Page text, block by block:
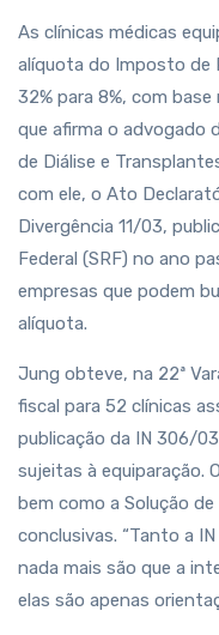
As clínicas médicas
alíquota do Imposto de
32% para 8%, com
que afirma o advogado
de Diálise e
com ele, o Ato
Divergência 11/03,
Federal (SRF) no ano
empresas que podem
alíquota.
Jung obteve, na 22ª
fiscal para 52 clínicas
publicação da IN 306/
sujeitas à equiparação.
bem como a Solução
conclusivas. “Tanto a
nada mais são que a
elas são apenas